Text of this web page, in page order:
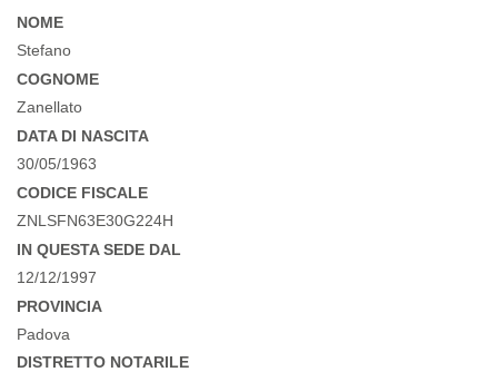
NOME
Stefano
COGNOME
Zanellato
DATA DI NASCITA
30/05/1963
CODICE FISCALE
ZNLSFN63E30G224H
IN QUESTA SEDE DAL
12/12/1997
PROVINCIA
Padova
DISTRETTO NOTARILE